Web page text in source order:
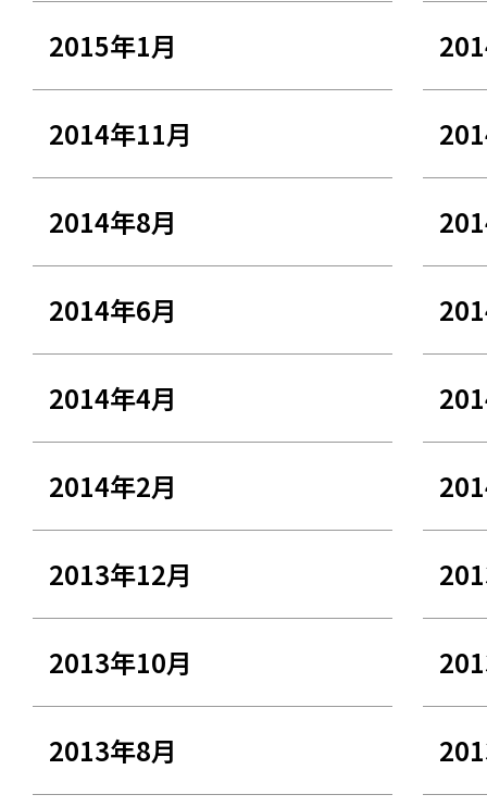
2015年1月
2014年11月
2014年8月
2014年6月
2014年4月
2014年2月
2013年12月
2013年10月
2013年8月